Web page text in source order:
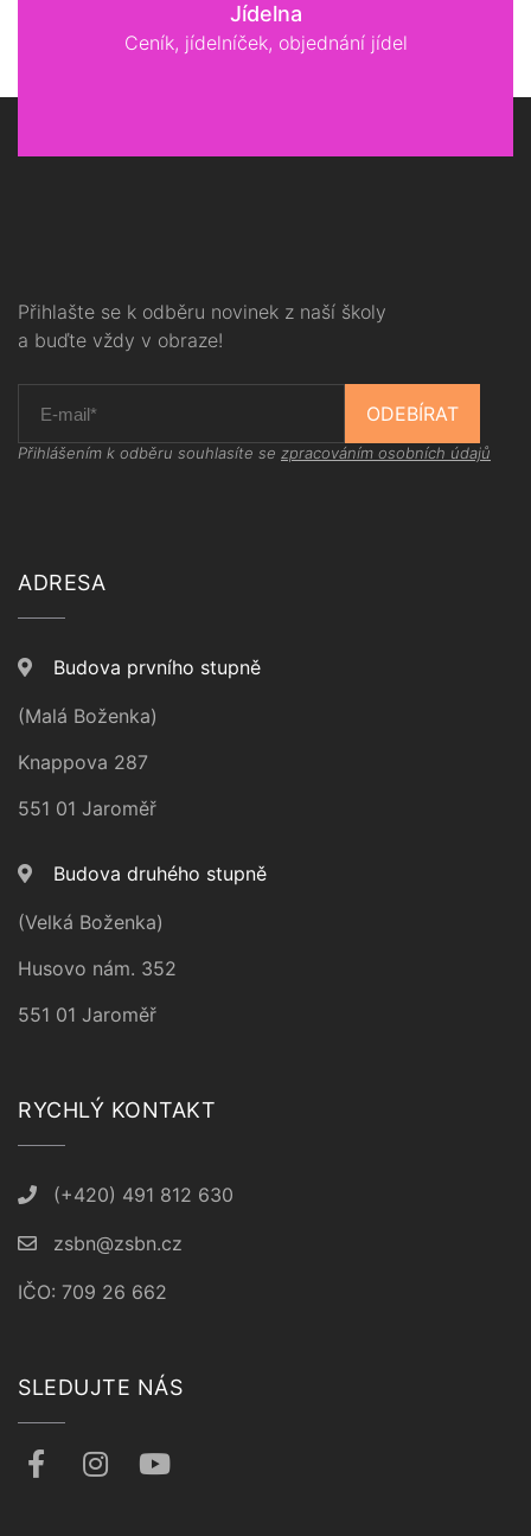
Jídelna
Ceník, jídelníček, objednání jídel
Přihlašte se k odběru novinek z naší školy
a buďte vždy v obraze!
ODEBÍRAT
Přihlášením k odběru souhlasíte se zpracováním osobních údajů
ADRESA
Budova prvního stupně
(Malá Boženka)
Knappova 287
551 01 Jaroměř
Budova druhého stupně
(Velká Boženka)
Husovo nám. 352
551 01 Jaroměř
RYCHLÝ KONTAKT
(+420) 491 812 630
zsbn@zsbn.cz
IČO: 709 26 662
SLEDUJTE NÁS